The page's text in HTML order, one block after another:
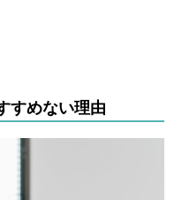
すめない理由